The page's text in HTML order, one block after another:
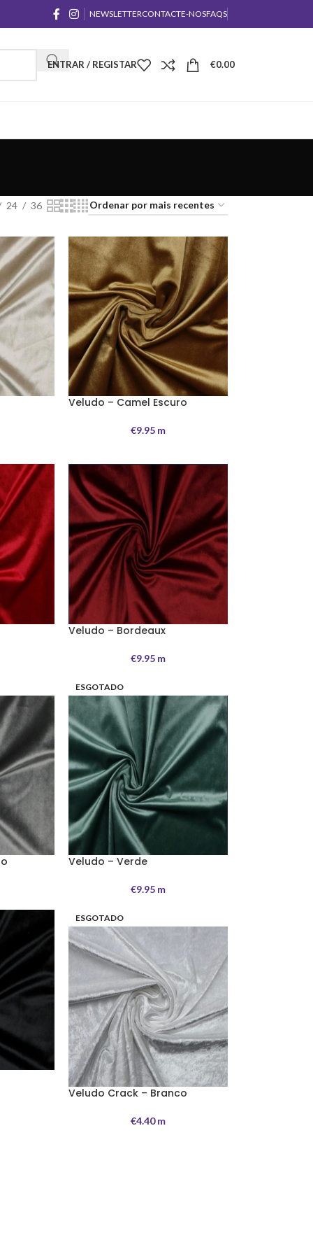
NEWSLETTERCONTACTE-NOSFAQS
ENTRAR / REGISTAR €0.00
24 36
Veludo – Camel Escuro
€9.95m
Veludo – Bordeaux
€9.95m
ESGOTADO
Veludo – Verde
€9.95m
ESGOTADO
Veludo Crack – Branco
€4.40m